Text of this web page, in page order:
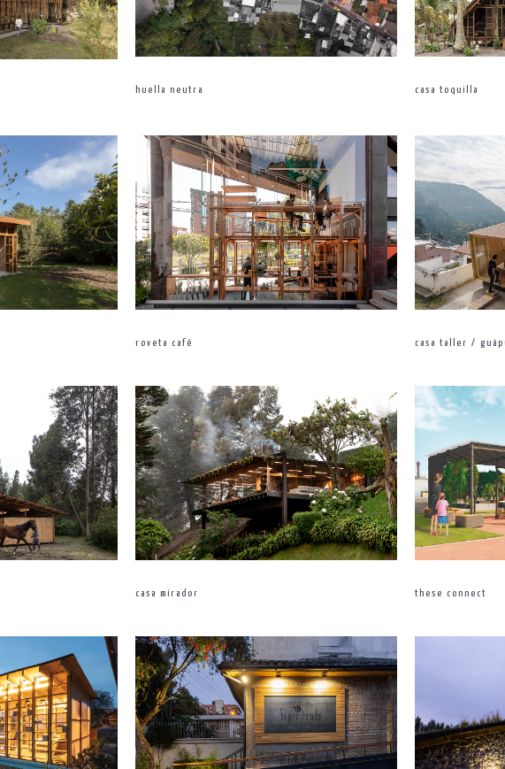
huella neutra casa toquilla
roveta café casa taller /
casa mirador these connect